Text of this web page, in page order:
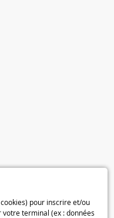
pour inscrire et/ou
terminal (ex : données